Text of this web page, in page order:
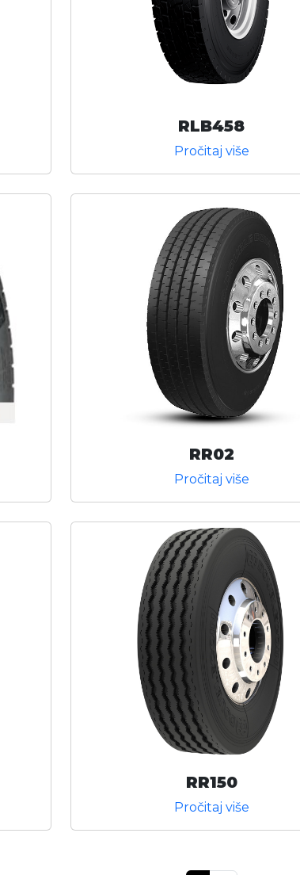
RLB458
Pročitaj više
RR02
Pročitaj više
RR150
Pročitaj više